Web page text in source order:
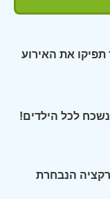
תפיקו את האירוע
לכל הילדים!
הנבחרת